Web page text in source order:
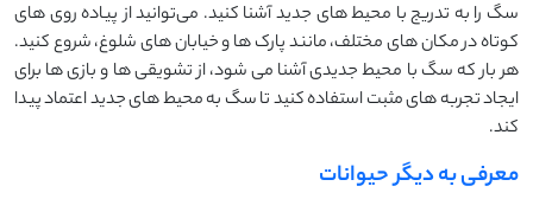
سگ را به تدریج با محیط‌ های جدید آشنا کنید. می‌توانید از پیاده ‌روی ‌های
کوتاه در مکان‌ های مختلف، مانند پارک ‌ها و خیابان ‌های شلوغ، شروع کنید.
هر بار که سگ با محیط جدیدی آشنا می ‌شود، از تشویقی ‌ها و بازی ‌ها برای
ایجاد تجربه‌ های مثبت استفاده کنید تا سگ به محیط‌ های جدید اعتماد پیدا
کند.
معرفی به دیگر حیوانات